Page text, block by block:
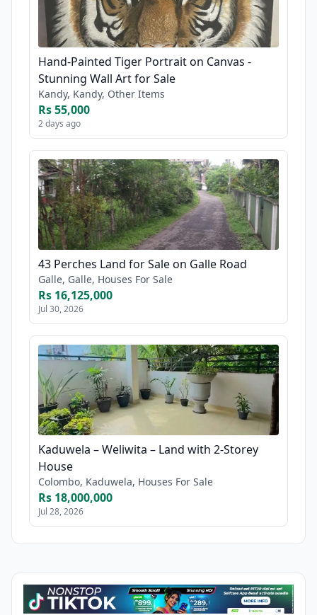
Hand-Painted Tiger Portrait on Canvas -
Stunning Wall Art for Sale
Kandy, Kandy, Other Items
Rs 55,000
2 days ago
43 Perches Land for Sale on Galle Road
Galle, Galle, Houses For Sale
Rs 16,125,000
Jul 30, 2026
Kaduwela – Weliwita – Land with 2-Storey
House
Colombo, Kaduwela, Houses For Sale
Rs 18,000,000
Jul 28, 2026